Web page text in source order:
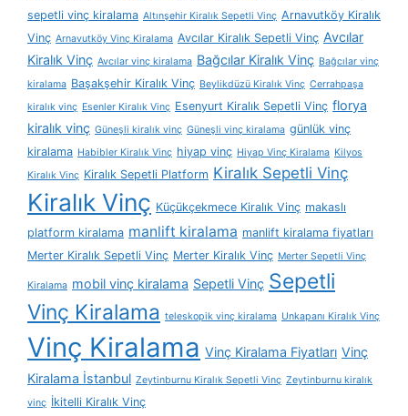
sepetli vinç kiralama Altınşehir Kiralık Sepetli Vinç Arnavutköy Kiralık
Vinç Arnavutköy Vinç Kiralama Avcılar Kiralık Sepetli Vinç Avcılar
Kiralık Vinç Avcılar vinç kiralama Bağcılar Kiralık Vinç Bağcılar vinç
kiralama Başakşehir Kiralık Vinç Beylikdüzü Kiralık Vinç Cerrahpaşa
kiralık vinç Esenler Kiralık Vinç Esenyurt Kiralık Sepetli Vinç florya
kiralık vinç Güneşli kiralık vinç Güneşli vinç kiralama günlük vinç
kiralama Habibler Kiralık Vinç hiyap vinç Hiyap Vinç Kiralama Kilyos
Kiralık Vinç Kiralık Sepetli Platform Kiralık Sepetli Vinç
Kiralık Vinç Küçükçekmece Kiralık Vinç makaslı
platform kiralama manlift kiralama manlift kiralama fiyatları
Merter Kiralık Sepetli Vinç Merter Kiralık Vinç Merter Sepetli Vinç
Kiralama mobil vinç kiralama Sepetli Vinç Sepetli
Vinç Kiralama teleskopik vinç kiralama Unkapanı Kiralık Vinç
Vinç Kiralama Vinç Kiralama Fiyatları Vinç
Kiralama İstanbul Zeytinburnu Kiralık Sepetli Vinç Zeytinburnu kiralık
vinç İkitelli Kiralık Vinç